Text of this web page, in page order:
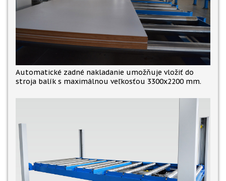
Automatické zadné nakladanie umožňuje vložiť do
stroja balík s maximálnou veľkosťou 3300x2200 mm.